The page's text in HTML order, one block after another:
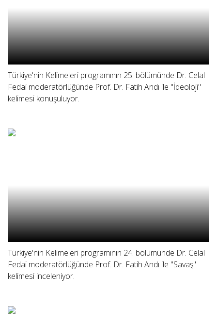
Türkiye'nin Kelimeleri programının 25. bölümünde Dr. Celal
Fedai moderatörlüğünde Prof. Dr. Fatih Andı ile "İdeoloji"
kelimesi konuşuluyor.
Türkiye'nin Kelimeleri programının 24. bölümünde Dr. Celal
Fedai moderatörlüğünde Prof. Dr. Fatih Andı ile "Savaş"
kelimesi inceleniyor.